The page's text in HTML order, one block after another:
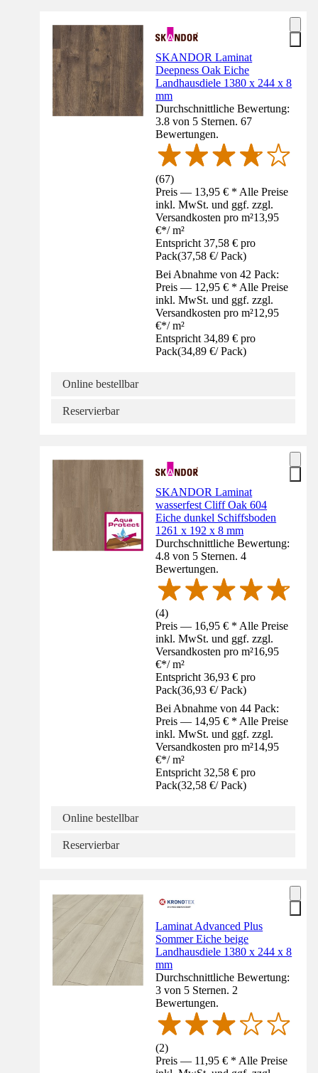
SKANDOR Laminat
Deepness Oak Eiche
Landhausdiele 1380 x 244 x 8
mm
Durchschnittliche Bewertung:
3.8 von 5 Sternen. 67
Bewertungen.
(67)
Preis — 13,95 € * Alle Preise
inkl. MwSt. und ggf. zzgl.
Versandkosten pro m²13,95
€*/ m²
Entspricht 37,58 € pro
Pack(37,58 €/ Pack)
Bei Abnahme von 42 Pack:
Preis — 12,95 € * Alle Preise
inkl. MwSt. und ggf. zzgl.
Versandkosten pro m²12,95
€*/ m²
Entspricht 34,89 € pro
Pack(34,89 €/ Pack)
Online bestellbar
Reservierbar
SKANDOR Laminat
wasserfest Cliff Oak 604
Eiche dunkel Schiffsboden
1261 x 192 x 8 mm
Durchschnittliche Bewertung:
4.8 von 5 Sternen. 4
Bewertungen.
(4)
Preis — 16,95 € * Alle Preise
inkl. MwSt. und ggf. zzgl.
Versandkosten pro m²16,95
€*/ m²
Entspricht 36,93 € pro
Pack(36,93 €/ Pack)
Bei Abnahme von 44 Pack:
Preis — 14,95 € * Alle Preise
inkl. MwSt. und ggf. zzgl.
Versandkosten pro m²14,95
€*/ m²
Entspricht 32,58 € pro
Pack(32,58 €/ Pack)
Online bestellbar
Reservierbar
Laminat Advanced Plus
Sommer Eiche beige
Landhausdiele 1380 x 244 x 8
mm
Durchschnittliche Bewertung:
3 von 5 Sternen. 2
Bewertungen.
(2)
Preis — 11,95 € * Alle Preise